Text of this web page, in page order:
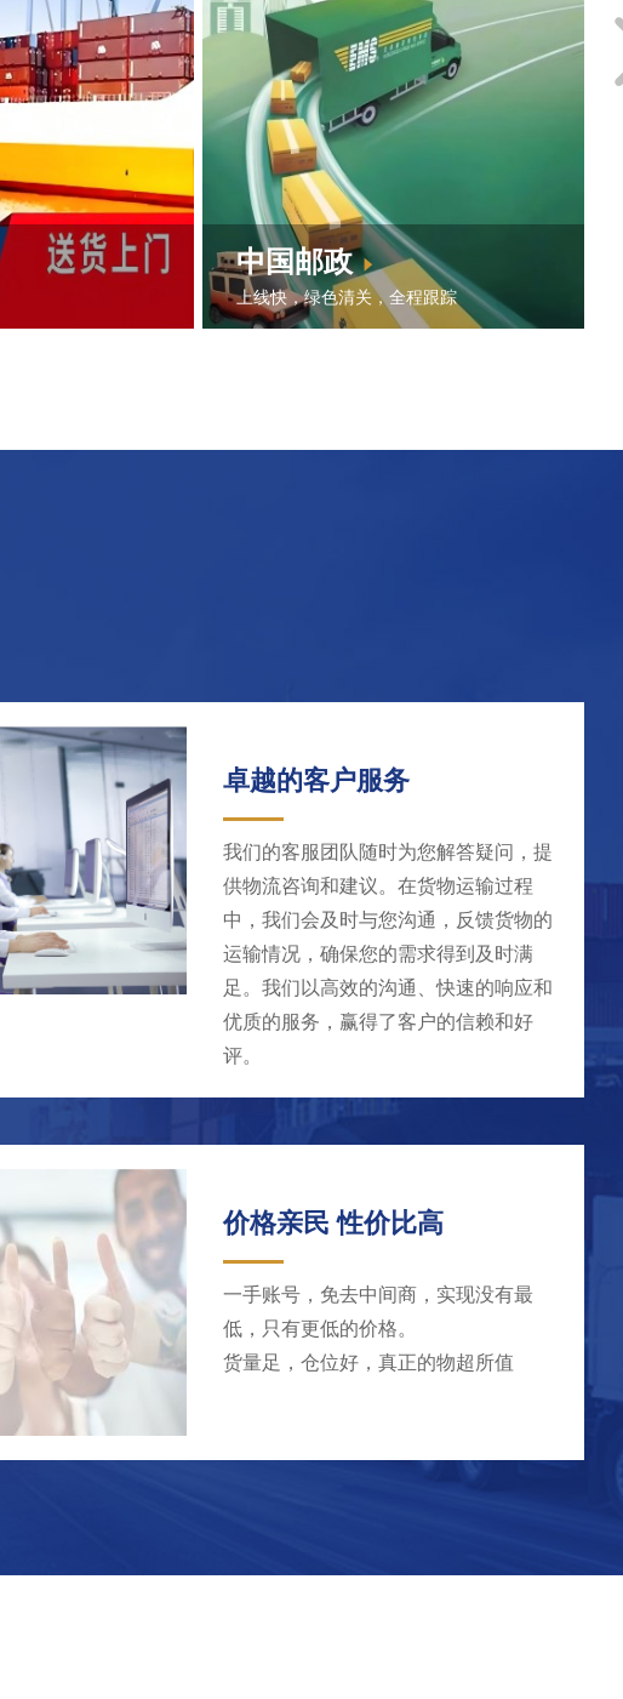
中国邮政
上线快，绿色清关，全程跟踪
区
卓越的客户服务
我们的客服团队随时为您解答疑问，提
供物流咨询和建议。在货物运输过程
中，我们会及时与您沟通，反馈货物的
运输情况，确保您的需求得到及时满
足。我们以高效的沟通、快速的响应和
优质的服务，赢得了客户的信赖和好
评。
价格亲民 性价比高
一手账号，免去中间商，实现没有最
低，只有更低的价格。
货量足，仓位好，真正的物超所值